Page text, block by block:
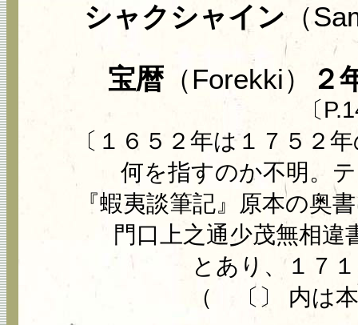
シャクシャイン（
宝暦 （Forekki） ２
〔
〔１６５２年は１７５２
何を指すのか不明。
『蝦夷談筆記』原本の奥
門口上之通少茂無相違
とあり、１７
（ 〔〕 内は